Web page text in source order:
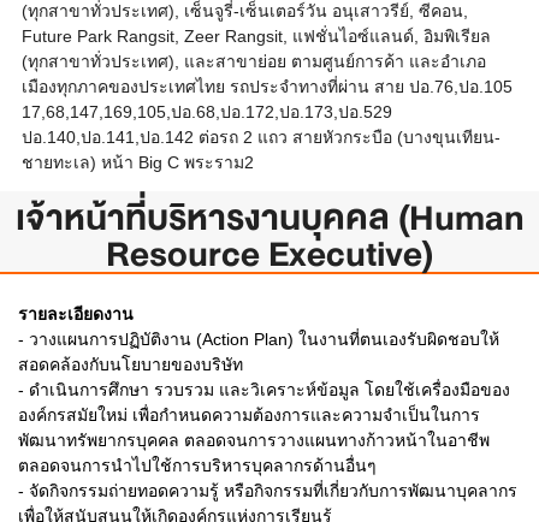
(ทุกสาขาทั่วประเทศ), เซ็นจูรี่-เซ็นเตอร์วัน อนุเสาวรีย์, ซีคอน,
Future Park Rangsit, Zeer Rangsit, แฟชั่นไอซ์แลนด์, อิมพิเรียล
(ทุกสาขาทั่วประเทศ), และสาขาย่อย ตามศูนย์การค้า และอำเภอ
เมืองทุกภาคของประเทศไทย รถประจำทางที่ผ่าน สาย ปอ.76,ปอ.105
17,68,147,169,105,ปอ.68,ปอ.172,ปอ.173,ปอ.529
ปอ.140,ปอ.141,ปอ.142 ต่อรถ 2 แถว สายหัวกระบือ (บางขุนเทียน-
ชายทะเล) หน้า Big C พระราม2
เจ้าหน้าที่บริหารงานบุคคล (Human
Resource Executive)
รายละเอียดงาน
- วางแผนการปฏิบัติงาน (Action Plan) ในงานที่ตนเองรับผิดชอบให้
สอดคล้องกับนโยบายของบริษัท
- ดำเนินการศึกษา รวบรวม และวิเคราะห์ข้อมูล โดยใช้เครื่องมือของ
องค์กรสมัยใหม่ เพื่อกำหนดความต้องการและความจำเป็นในการ
พัฒนาทรัพยากรบุคคล ตลอดจนการวางแผนทางก้าวหน้าในอาชีพ
ตลอดจนการนำไปใช้การบริหารบุคลากรด้านอื่นๆ
- จัดกิจกรรมถ่ายทอดความรู้ หรือกิจกรรมที่เกี่ยวกับการพัฒนาบุคลากร
เพื่อให้สนับสนุนให้เกิดองค์กรแห่งการเรียนรู้